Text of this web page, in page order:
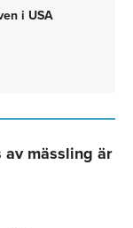
i USA
av mässling är